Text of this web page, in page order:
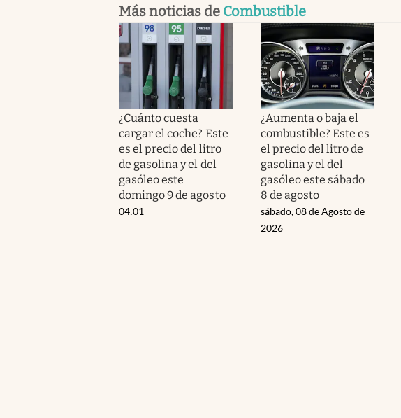
Más noticias de Combustible
¿Cuánto cuesta
cargar el coche? Este
es el precio del litro
de gasolina y el del
gasóleo este
domingo 9 de agosto
04:01
¿Aumenta o baja el
combustible? Este es
el precio del litro de
gasolina y el del
gasóleo este sábado
8 de agosto
sábado, 08 de Agosto de
2026